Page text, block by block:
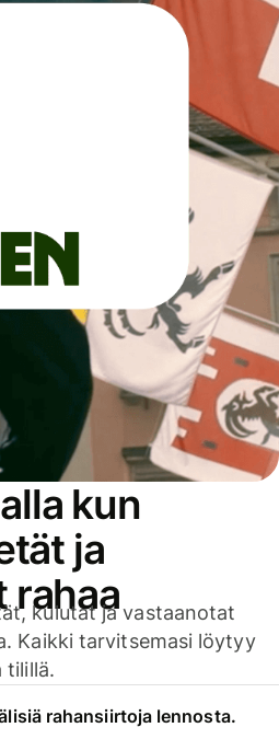
kun
ja
rahaa
kulutat ja vastaanotat
Kaikki tarvitsemasi löytyy
tilillä.
rahansiirtoja lennosta.